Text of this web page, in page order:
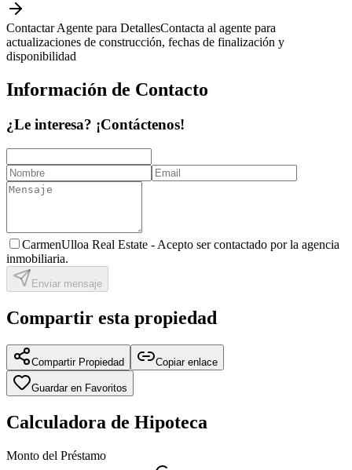
Contactar Agente para DetallesContacta al agente para
actualizaciones de construcción, fechas de finalización y
disponibilidad
Información de Contacto
¿Le interesa? ¡Contáctenos!
CarmenUlloa Real Estate - Acepto ser contactado por la agencia
inmobiliaria.
Enviar mensaje
Compartir esta propiedad
Compartir Propiedad Copiar enlace
Guardar en Favoritos
Calculadora de Hipoteca
Monto del Préstamo